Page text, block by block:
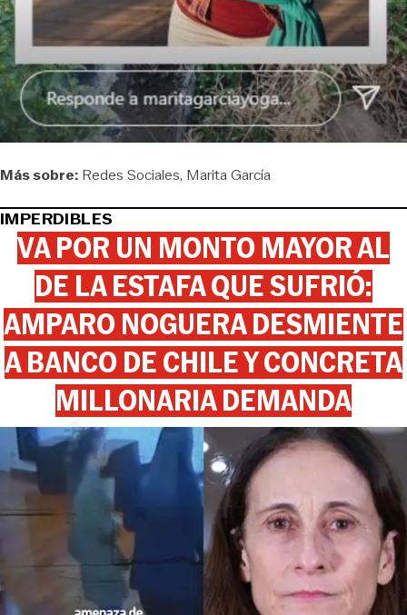
Más sobre: Redes Sociales Marita García
IMPERDIBLES
VA POR UN MONTO MAYOR AL
DE LA ESTAFA QUE SUFRIÓ:
AMPARO NOGUERA DESMIENTE
A BANCO DE CHILE Y CONCRETA
MILLONARIA DEMANDA